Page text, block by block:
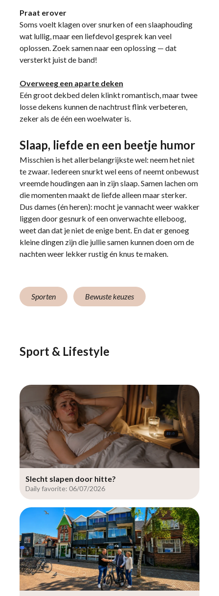
Praat erover
Soms voelt klagen over snurken of een slaaphouding
wat lullig, maar een liefdevol gesprek kan veel
oplossen. Zoek samen naar een oplossing — dat
versterkt juist de band!
Overweeg een aparte deken
Eén groot dekbed delen klinkt romantisch, maar twee
losse dekens kunnen de nachtrust flink verbeteren,
zeker als de één een woelwater is.
Slaap, liefde en een beetje humor
Misschien is het allerbelangrijkste wel: neem het niet
te zwaar. Iedereen snurkt wel eens of neemt onbewust
vreemde houdingen aan in zijn slaap. Samen lachen om
die momenten maakt de liefde alleen maar sterker.
Dus dames (én heren): mocht je vannacht weer wakker
liggen door gesnurk of een onverwachte elleboog,
weet dan dat je niet de enige bent. En dat er genoeg
kleine dingen zijn die jullie samen kunnen doen om de
nachten weer lekker rustig én knus te maken.
Sporten Bewuste keuzes
Sport & Lifestyle
Slecht slapen door hitte?
Daily favorite: 06/07/2026